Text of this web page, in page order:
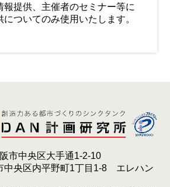
報提供、主催者のセミナー等に
ついてのみ使用いたします。
市中央区大手通1-2-10
央区内平野町1丁目1-8 エレハン